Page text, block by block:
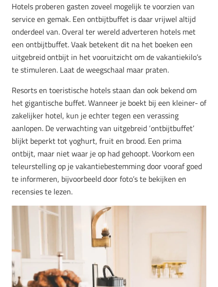
Hotels proberen gasten zoveel mogelijk te voorzien van
service en gemak. Een ontbijtbuffet is daar vrijwel altijd
onderdeel van. Overal ter wereld adverteren hotels met
een ontbijtbuffet. Vaak betekent dit na het boeken een
uitgebreid ontbijt in het vooruitzicht om de vakantiekilo’s
te stimuleren. Laat de weegschaal maar praten.
Resorts en toeristische hotels staan dan ook bekend om
het gigantische buffet. Wanneer je boekt bij een kleiner- of
zakelijker hotel, kun je echter tegen een verassing
aanlopen. De verwachting van uitgebreid ‘ontbijtbuffet’
blijkt beperkt tot yoghurt, fruit en brood. Een prima
ontbijt, maar niet waar je op had gehoopt. Voorkom een
teleurstelling op je vakantiebestemming door vooraf goed
te informeren, bijvoorbeeld door foto’s te bekijken en
recensies te lezen.